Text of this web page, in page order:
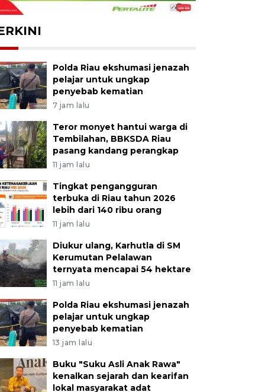
Polda Riau ekshumasi jenazah
pelajar untuk ungkap
penyebab kematian
7 jam lalu
Teror monyet hantui warga di
Tembilahan, BBKSDA Riau
pasang kandang perangkap
11 jam lalu
Tingkat pengangguran
terbuka di Riau tahun 2026
lebih dari 140 ribu orang
11 jam lalu
Diukur ulang, Karhutla di SM
Kerumutan Pelalawan
ternyata mencapai 54 hektare
11 jam lalu
Polda Riau ekshumasi jenazah
pelajar untuk ungkap
penyebab kematian
13 jam lalu
Buku "Suku Asli Anak Rawa"
kenalkan sejarah dan kearifan
lokal masyarakat adat